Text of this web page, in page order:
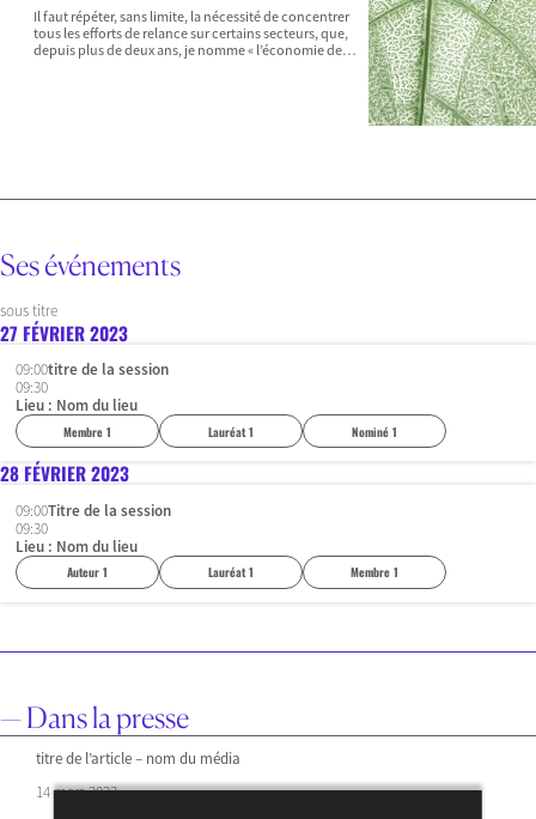
Il faut répéter, sans limite, la nécessité de concentrer
tous les efforts de relance sur certains secteurs, que,
depuis plus de deux ans, je nomme « l’économie de…
Ses événements
sous titre
27 FÉVRIER 2023
09:00
09:30
titre de la session
Lieu : Nom du lieu
Membre 1 Lauréat 1 Nominé 1
28 FÉVRIER 2023
09:00
09:30
Titre de la session
Lieu : Nom du lieu
Auteur 1 Lauréat 1 Membre 1
— Dans la presse
titre de l’article – nom du média
14 mars 2023